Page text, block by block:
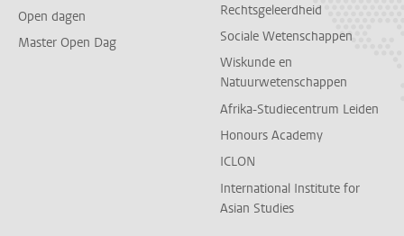
Open dagen
Master Open Dag
Rechtsgeleerdheid
Sociale Wetenschappen
Wiskunde en
Natuurwetenschappen
Afrika-Studiecentrum Leiden
Honours Academy
ICLON
International Institute for
Asian Studies